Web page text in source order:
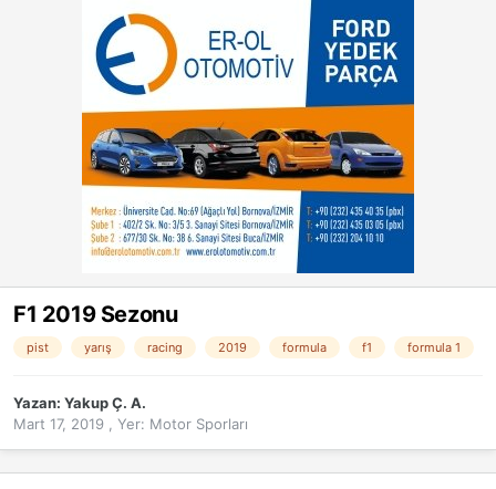
F1 2019 Sezonu
pist yarış racing 2019 formula f1 formula 1
Yazan: Yakup Ç. A.
Mart 17, 2019 , Yer: Motor Sporları